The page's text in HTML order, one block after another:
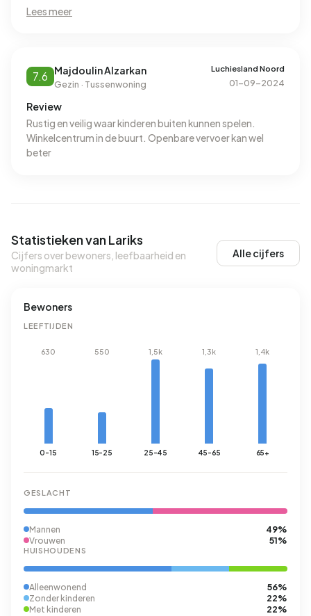
buurt en ben ik blij dat ik hier woon, ik kan vanaf hier heel
Lees meer
7.6 Majdoulin Alzarkan
Gezin · Tussenwoning
Luchiesland Noord
01-09-2024
Review
Rustig en veilig waar kinderen buiten kunnen spelen.
Winkelcentrum in de buurt. Openbare vervoer kan wel
beter
Statistieken van Lariks
Cijfers over bewoners, leefbaarheid en
woningmarkt
Alle cijfers
Bewoners
LEEFTIJDEN
630
0-15
550
15-25
1,5k
25-45
1,3k
45-65
1,4k
65+
GESLACHT
Mannen 49%
Vrouwen 51%
HUISHOUDENS
Alleenwonend 56%
Zonder kinderen 22%
Met kinderen 22%